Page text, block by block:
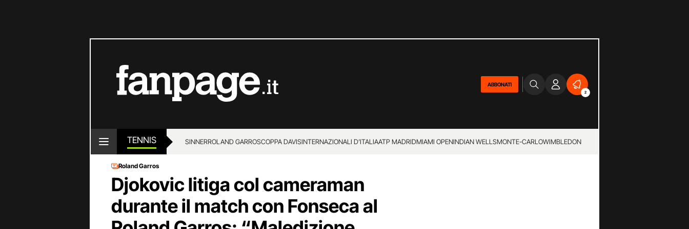
ABBONATI
2
TENNIS SINNERROLAND GARROSCOPPA DAVISINTERNAZIONALI D’ITALIAATP MADRIDMIAMI OPENINDIAN WELLSMONTE-CARLOWIMBLEDON
Roland Garros
Djokovic litiga col cameraman
durante il match con Fonseca al